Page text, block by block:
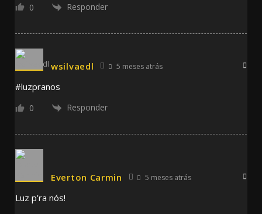
0 Responder
wsilvaedl 5 meses atrás
#luzpranos
0 Responder
Everton Carmin 5 meses atrás
Luz p’ra nós!